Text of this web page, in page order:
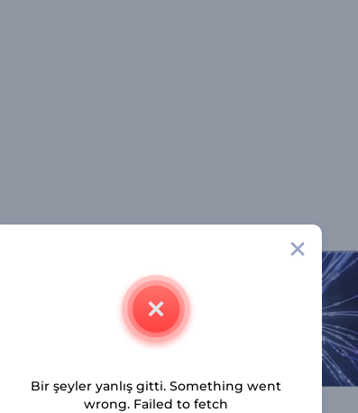
Parçacık Dalgası Logo Gösterimi Kuantum Küresi Giriş
Bir şeyler yanlış gitti. Something went
wrong. Failed to fetch